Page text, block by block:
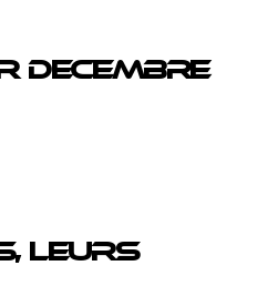
DECEMBRE
leurs